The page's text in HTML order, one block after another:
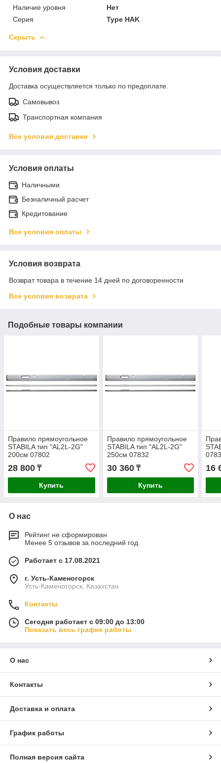
Наличие уровня
Нет
Серия
Type HAK
Скрыть
Условия доставки
Доставка осуществляется только по предоплате.
Самовывоз
Транспортная компания
Все условия доставки
Условия оплаты
Наличными
Безналичный расчет
Кредитование
Все условия оплаты
Условия возврата
Возврат товара в течение 14 дней по договоренности
Все условия возврата
Подобные товары компании
Правило прямоугольное
STABILA тип "AL2L-2G"
200см 07802
28 800 ₸
Купить
Правило прямоугольное
STABILA тип "AL2L-2G"
250см 07832
30 360₸
Купить
16
О нас
Рейтинг не сформирован
Менее 5 отзывов за последний год
Работает с 17.08.2021
г. Усть-Каменогорск
Усть-Каменогорск, Казахстан
Контакты
Сегодня работает с 09:00 до 13:00
Показать весь график работы
О нас
Контакты
Доставка и оплата
График работы
Полная версия сайта